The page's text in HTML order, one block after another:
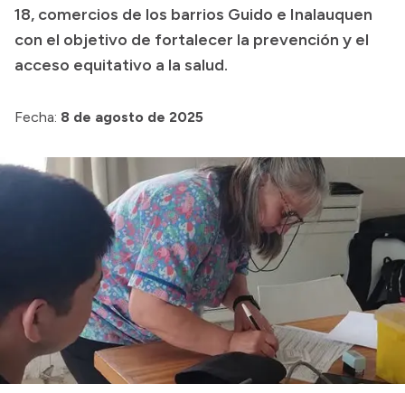
SIU GUARANÍ
SECUNDARIO
TECNICATURAS
18, comercios de los barrios Guido e Inalauquen
con el objetivo de fortalecer la prevención y el
acceso equitativo a la salud.
Fecha: 8 de agosto de 2025